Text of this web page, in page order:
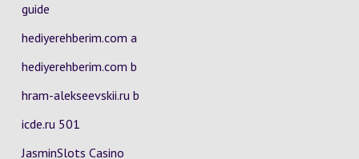
guide
hediyerehberim.com a
hediyerehberim.com b
hram-alekseevskii.ru b
icde.ru 501
JasminSlots Casino